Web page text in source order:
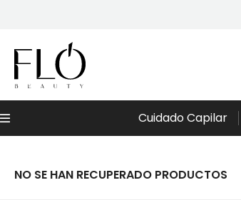
Menú Cuidado Capilar
NO SE HAN RECUPERADO PRODUCTOS